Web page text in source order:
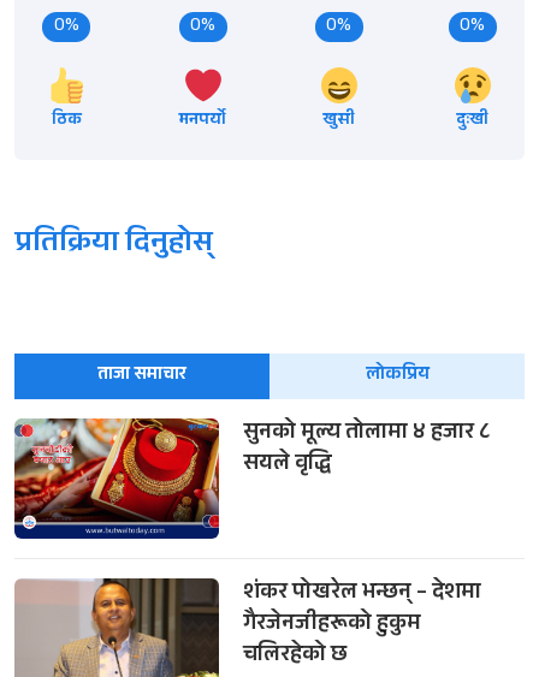
0%
ठिक
0%
मनपर्यो
0%
खुसी
0%
दुःखी
प्रतिक्रिया दिनुहोस्
ताजा समाचार लोकप्रिय
सुनको मूल्य तोलामा ४ हजार ८
सयले वृद्धि
शंकर पोखरेल भन्छन् – देशमा
गैरजेनजीहरूको हुकुम
चलिरहेको छ